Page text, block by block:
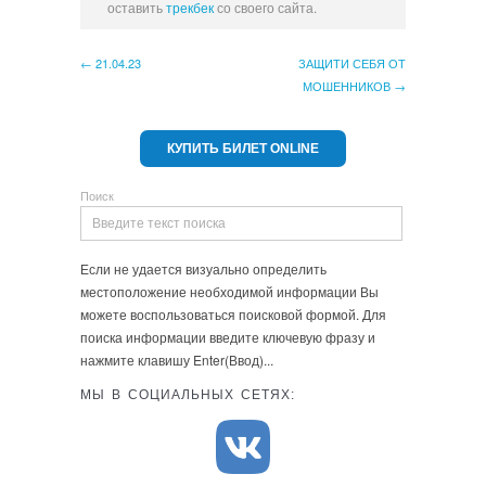
оставитьтрекбексо своего сайта.
← 21.04.23
ЗАЩИТИ СЕБЯ ОТ
МОШЕННИКОВ →
КУПИТЬ БИЛЕТ ONLINE
Поиск
Если не удается визуально определить
местоположение необходимой информации Вы
можете воспользоваться поисковой формой. Для
поиска информации введите ключевую фразу и
нажмите клавишу Enter(Ввод)...
МЫ В СОЦИАЛЬНЫХ СЕТЯХ: